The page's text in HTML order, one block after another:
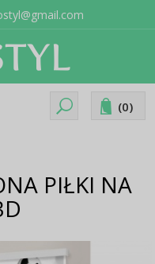
(0)
PIŁKI NA